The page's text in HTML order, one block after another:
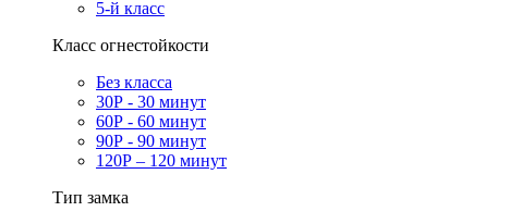
5-й класс
Класс огнестойкости
Без класса
30Р - 30 минут
60Р - 60 минут
90Р - 90 минут
120Р – 120 минут
Тип замка